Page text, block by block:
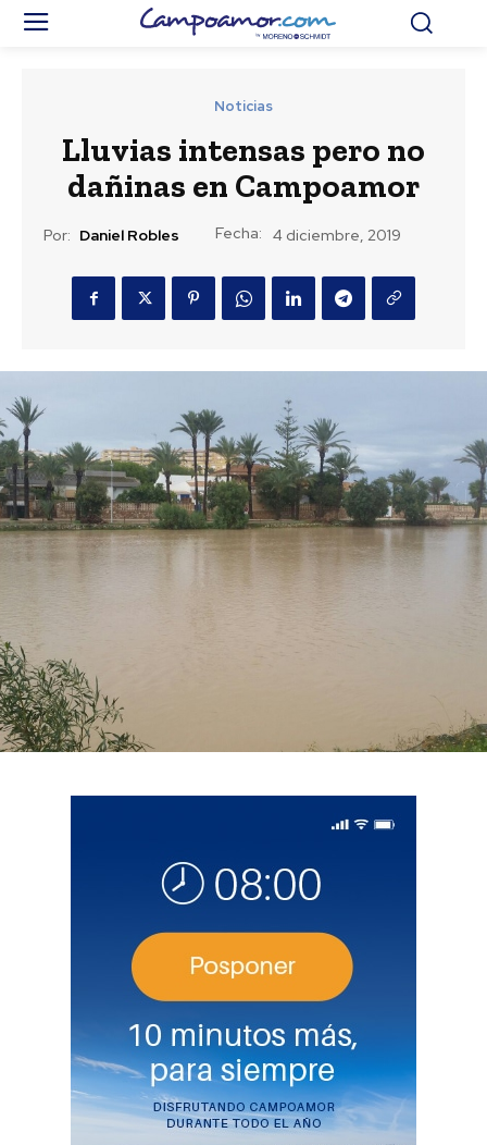
Noticias
Lluvias intensas pero no
dañinas en Campoamor
Por: Daniel Robles Fecha: 4 diciembre, 2019